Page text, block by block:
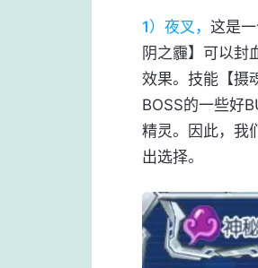
1）夜叉 ， 这是
阴之霾】可以封
效果。技能【摄
BOSS的一些好
精灵。因此，我
出选择。